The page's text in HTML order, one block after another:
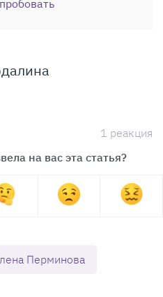
1 реакция
на вас эта статья?
Перминова